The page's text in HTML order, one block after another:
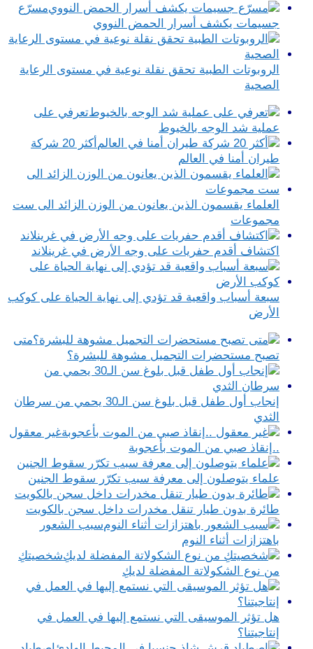
مسرّع
جسيمات يكشف أسرار الحمض النووي
الروبوتات الطبية تحقق نقلة نوعية في مستوى الرعاية
الصحية
تعرفي على
عملية شد الوجه بالخيوط
أكثر 20 شركة
طيران أمنا في العالم
العلماء يقسمون الذين يعانون من الوزن الزائد الى ست
مجموعات
اكتشاف أقدم حفريات على وجه الأرض في غرينلاند
سبعة أسباب واقعية قد تؤدي إلى نهاية الحياة على كوكب
الأرض
متى
تصبح مستحضرات التجميل مشوهة للبشرة؟
إنجاب أول طفل قبل بلوغ سن الـ30 يحمي من سرطان
الثدي
غير معقول
..إنقاذ صبي من الموت بأعجوبة
علماء يتوصلون إلى معرفة سبب تكرّر سقوط الجنين
طائرة بدون طيار تنقل مخدرات داخل سجن بالكويت
سبب الشعور
باهتزازات أثناء النوم
شخصيتكِ
من نوع الشكولاتة المفضلة لديكِ
هل تؤثر الموسيقى التي نستمع إليها في العمل في
إنتاجيتنا؟